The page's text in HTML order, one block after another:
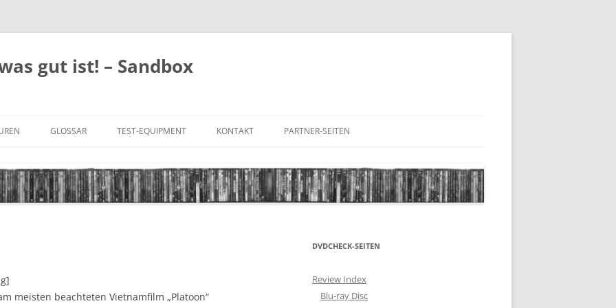
gut ist! – Sandbox
GLOSSAR
BILD & TON
TEST-EQUIPMENT KONTAKT
IMPRESSUM
PARTNER-SEITEN
meisten beachteten Vietnamfilm „Platoon“
DVDCHECK-SEITEN
Review Index
Blu-ray Disc